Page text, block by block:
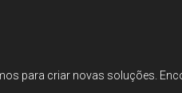
para criar novas soluções.